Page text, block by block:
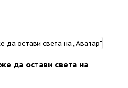
да остави света на